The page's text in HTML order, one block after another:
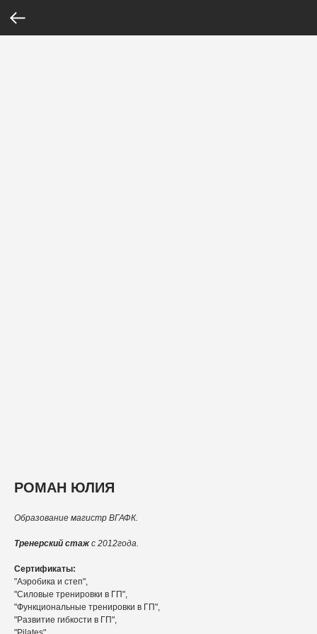
РОМАН ЮЛИЯ
Образование магистр ВГАФК.
Тренерский стаж с 2012года.
Сертификаты:
"Аэробика и степ",
"Силовые тренировки в ГП",
"Функциональные тренировки в ГП",
"Развитие гибкости в ГП",